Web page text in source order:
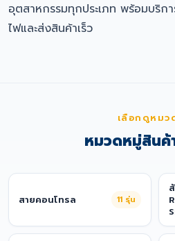
อุตสาหกรรมทุกประเภท พร้อมบริก
ไฟและส่งสินค้าเร็ว
เลือกดูหมว
หมวดหมู่สินค้
สายคอนโทรล 11 รุ่น